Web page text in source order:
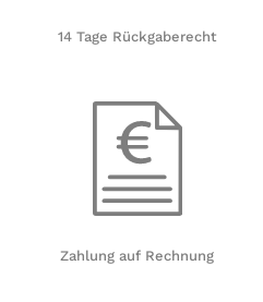
14 Tage Rückgaberecht
Zahlung auf Rechnung